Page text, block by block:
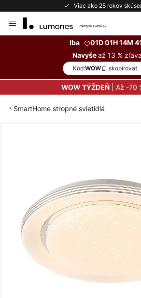
Viac ako 25 rokov
to
Iba
01D 01H 14M
Navyšeaž 13 %
Kód:WOW skopírovať
WOW TÝŽDEŇ| Až -70
SmartHome stropné svietidlá